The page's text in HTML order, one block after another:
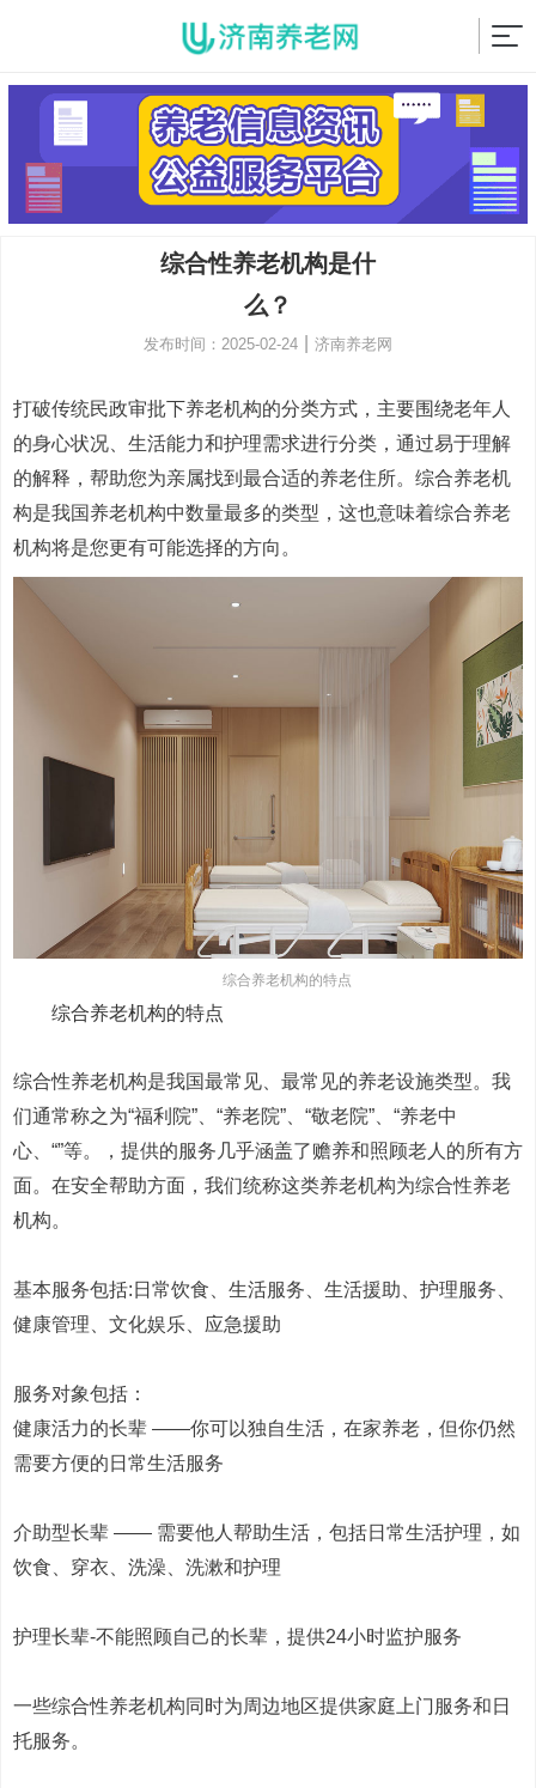
综合性养老机构是什
么？
发布时间：2025-02-24 济南养老网
打破传统民政审批下养老机构的分类方式，主要围绕老年人
的身心状况、生活能力和护理需求进行分类，通过易于理解
的解释，帮助您为亲属找到最合适的养老住所。综合养老机
构是我国养老机构中数量最多的类型，这也意味着综合养老
机构将是您更有可能选择的方向。
综合养老机构的特点
综合养老机构的特点
综合性养老机构是我国最常见、最常见的养老设施类型。我
们通常称之为“福利院”、“养老院”、“敬老院”、“养老中
心、“”等。，提供的服务几乎涵盖了赡养和照顾老人的所有方
面。在安全帮助方面，我们统称这类养老机构为综合性养老
机构。
基本服务包括:日常饮食、生活服务、生活援助、护理服务、
健康管理、文化娱乐、应急援助
服务对象包括：
健康活力的长辈 ——你可以独自生活，在家养老，但你仍然
需要方便的日常生活服务
介助型长辈 —— 需要他人帮助生活，包括日常生活护理，如
饮食、穿衣、洗澡、洗漱和护理
护理长辈-不能照顾自己的长辈，提供24小时监护服务
一些综合性养老机构同时为周边地区提供家庭上门服务和日
托服务。